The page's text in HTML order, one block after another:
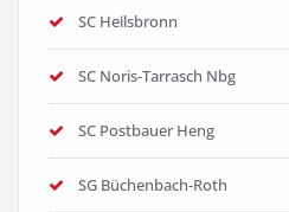
SC Heilsbronn
SC Noris-Tarrasch Nbg
SC Postbauer Heng
SG Büchenbach-Roth